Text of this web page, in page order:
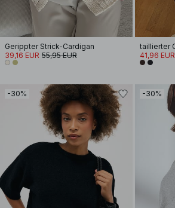
Gerippter Strick-Cardigan
39,16 EUR 55,95 EUR
41,96 EUR
-30% -30%